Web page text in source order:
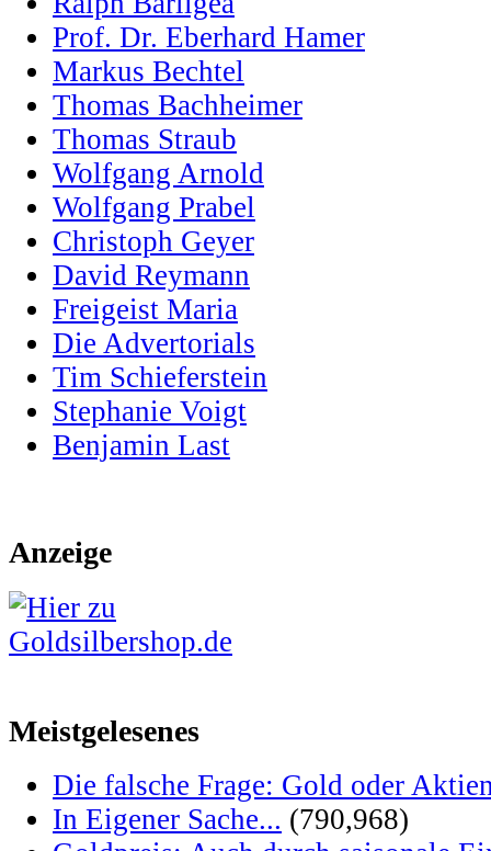
Prof. Dr. Eberhard Hamer
Markus Bechtel
Thomas Bachheimer
Thomas Straub
Wolfgang Arnold
Wolfgang Prabel
Christoph Geyer
David Reymann
Freigeist Maria
Die Advertorials
Tim Schieferstein
Stephanie Voigt
Benjamin Last
Anzeige
Meistgelesenes
Die falsche Frage: Gold oder
In Eigener Sache... (790,968)